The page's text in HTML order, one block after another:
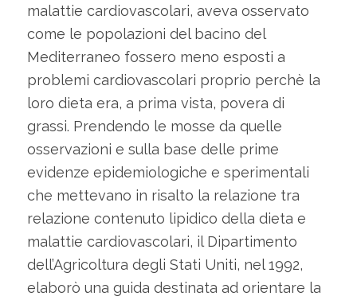
malattie cardiovascolari, aveva osservato
come le popolazioni del bacino del
Mediterraneo fossero meno esposti a
problemi cardiovascolari proprio perchè la
loro dieta era, a prima vista, povera di
grassi. Prendendo le mosse da quelle
osservazioni e sulla base delle prime
evidenze epidemiologiche e sperimentali
che mettevano in risalto la relazione tra
relazione contenuto lipidico della dieta e
malattie cardiovascolari, il Dipartimento
dell’Agricoltura degli Stati Uniti, nel 1992,
elaborò una guida destinata ad orientare la